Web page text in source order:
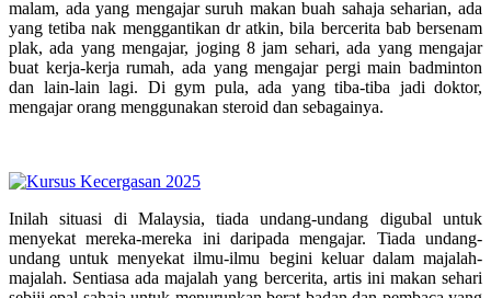
malam, ada yang mengajar suruh makan buah sahaja seharian, ada
yang tetiba nak menggantikan dr atkin, bila bercerita bab bersenam
plak, ada yang mengajar, joging 8 jam sehari, ada yang mengajar
buat kerja-kerja rumah, ada yang mengajar pergi main badminton
dan lain-lain lagi. Di gym pula, ada yang tiba-tiba jadi doktor,
mengajar orang menggunakan steroid dan sebagainya.
Inilah situasi di Malaysia, tiada undang-undang digubal untuk
menyekat mereka-mereka ini daripada mengajar. Tiada undang-
undang untuk menyekat ilmu-ilmu begini keluar dalam majalah-
majalah. Sentiasa ada majalah yang bercerita, artis ini makan sehari